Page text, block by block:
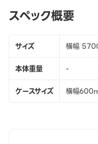
スペック概要
サイズ
横幅
本体重量
-
ケースサイズ
横幅